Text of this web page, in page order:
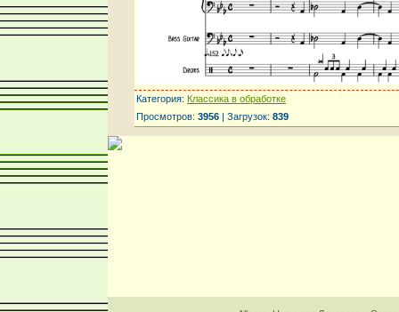
Категория: Классика в обработке
Просмотров: 3956 | Загрузок: 839